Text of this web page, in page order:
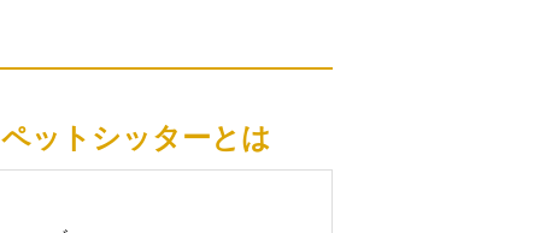
ットシッターとは